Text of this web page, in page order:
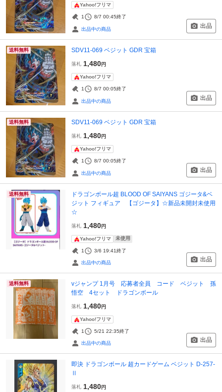
Yahoo!フリマ
1 8/7 00:45終了
出品中の商品 出品
送料無料 SDV11-069 ベジット GDR 宝箱
落札 1,480円
Yahoo!フリマ
1 8/7 00:05終了
出品中の商品 出品
送料無料 SDV11-069 ベジット GDR 宝箱
落札 1,480円
Yahoo!フリマ
1 8/7 00:05終了
出品中の商品 出品
送料無料
ドラゴンボール超 BLOOD OF SAIYANS ゴジータ&ベ
ジット フィギュア 【ゴジータ】☆新品未開封未使用
☆
落札 1,480円
Yahoo!フリマ 未使用
1 3/6 19:41終了
出品中の商品 出品
送料無料
vジャンプ 1月号 応募者全員 コード ベジット 孫
悟空 4セット ドラゴンボール
落札 1,480円
Yahoo!フリマ
1 5/21 22:35終了
出品中の商品 出品
即決 ドラゴンボール 超カードゲーム ベジット D-257-
Ⅱ
落札 1,480円